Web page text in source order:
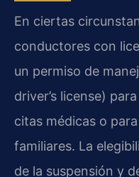
En ciertas
conductores con
un permiso de
driver’s license)
citas médicas o
familiares. La
de la suspensión y